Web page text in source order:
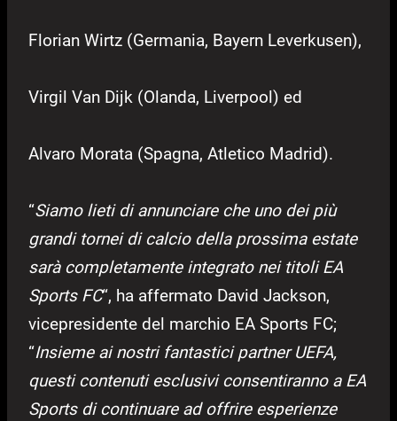
Florian Wirtz (Germania, Bayern Leverkusen),
Virgil Van Dijk (Olanda, Liverpool) ed
Alvaro Morata (Spagna, Atletico Madrid).
“Siamo lieti di annunciare che uno dei più
grandi tornei di calcio della prossima estate
sarà completamente integrato nei titoli EA
Sports FC“, ha affermato David Jackson,
vicepresidente del marchio EA Sports FC;
“Insieme ai nostri fantastici partner UEFA,
questi contenuti esclusivi consentiranno a EA
Sports di continuare ad offrire esperienze